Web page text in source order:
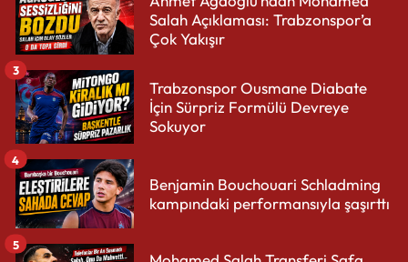
Salah Açıklaması: Trabzonspor’a
Çok Yakışır
Trabzonspor Ousmane Diabate
İçin Sürpriz Formülü Devreye
Sokuyor
3
Benjamin Bouchouari Schladming
kampındaki performansıyla şaşırttı
4
5